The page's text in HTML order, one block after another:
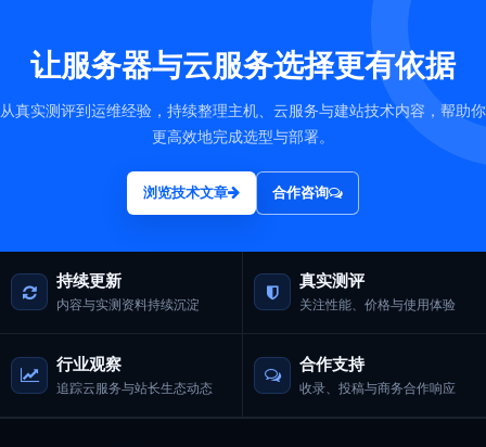
让服务器与云服务选择更有依据
从真实测评到运维经验，持续整理主机、云服务与建站技术内容，帮助你
更高效地完成选型与部署。
浏览技术文章 合作咨询
持续更新
内容与实测资料持续沉淀
真实测评
关注性能、价格与使用体验
行业观察
追踪云服务与站长生态动态
合作支持
收录、投稿与商务合作响应